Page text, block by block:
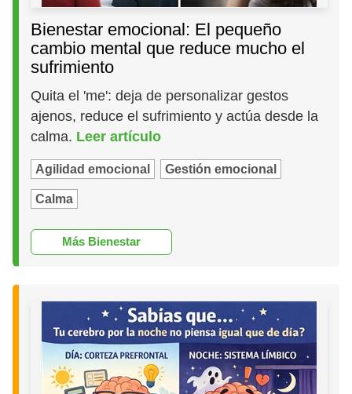
Bienestar emocional: El pequeño
cambio mental que reduce mucho el
sufrimiento
Quita el 'me': deja de personalizar gestos
ajenos, reduce el sufrimiento y actúa desde la
calma. Leer artículo
Agilidad emocional Gestión emocional
Calma
Más Bienestar